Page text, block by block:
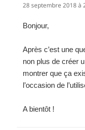
28 septembre 2018 à
Bonjour,
Après c’est une
non plus de créer
montrer que ça
l’occasion de
A bientôt !